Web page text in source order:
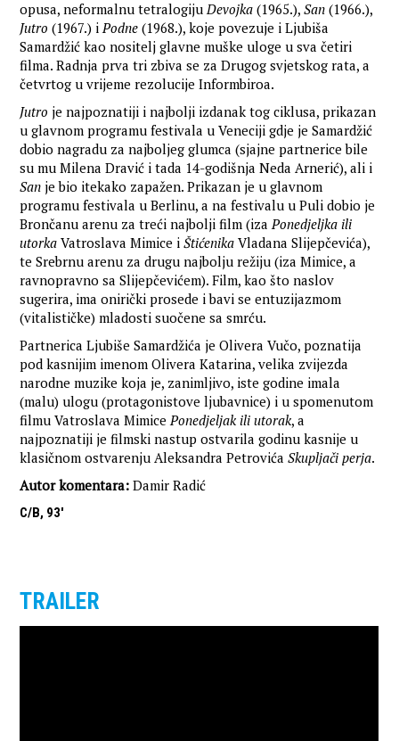
opusa, neformalnu tetralogijuDevojka (1965.),San (1966.),
Jutro (1967.) iPodne (1968.), koje povezuje i Ljubiša
Samardžić kao nositelj glavne muške uloge u sva četiri
filma. Radnja prva tri zbiva se za Drugog svjetskog rata, a
četvrtog u vrijeme rezolucije Informbiroa.
Jutro je najpoznatiji i najbolji izdanak tog ciklusa, prikazan
u glavnom programu festivala u Veneciji gdje je Samardžić
dobio nagradu za najboljeg glumca (sjajne partnerice bile
su mu Milena Dravić i tada 14-godišnja Neda Arnerić), ali i
San je bio itekako zapažen. Prikazan je u glavnom
programu festivala u Berlinu, a na festivalu u Puli dobio je
Brončanu arenu za treći najbolji film (izaPonedjeljka ili
utorka Vatroslava Mimice iŠtićenika Vladana Slijepčevića),
te Srebrnu arenu za drugu najbolju režiju (iza Mimice, a
ravnopravno sa Slijepčevićem). Film, kao što naslov
sugerira, ima onirički prosede i bavi se entuzijazmom
(vitalističke) mladosti suočene sa smrću.
Partnerica Ljubiše Samardžića je Olivera Vučo, poznatija
pod kasnijim imenom Olivera Katarina, velika zvijezda
narodne muzike koja je, zanimljivo, iste godine imala
(malu) ulogu (protagonistove ljubavnice) i u spomenutom
filmu Vatroslava MimicePonedjeljak ili utorak, a
najpoznatiji je filmski nastup ostvarila godinu kasnije u
klasičnom ostvarenju Aleksandra PetrovićaSkupljači perja.
Autor komentara: Damir Radić
C/B, 93'
TRAILER